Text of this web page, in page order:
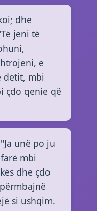
dhe
jeni të
e
detit, mbi
çdo qenie që
unë po ju
mbi
dhe çdo
si ushqim.